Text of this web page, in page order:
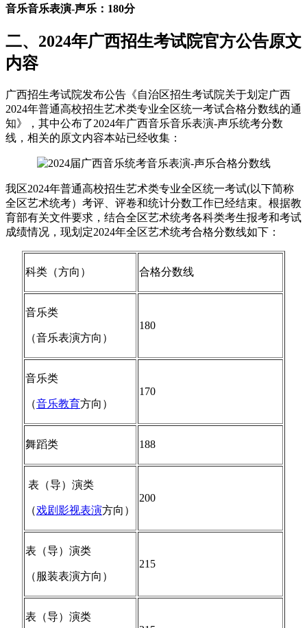
音乐音乐表演-声乐：180分
二、2024年广西招生考试院官方公告原文
内容
广西招生考试院发布公告《自治区招生考试院关于划定广西
2024年普通高校招生艺术类专业全区统一考试合格分数线的通
知》，其中公布了2024年广西音乐音乐表演-声乐统考分数
线，相关的原文内容本站已经收集：
我区2024年普通高校招生艺术类专业全区统一考试(以下简称
全区艺术统考）考评、评卷和统计分数工作已经结束。根据教
育部有关文件要求，结合全区艺术统考各科类考生报考和考试
成绩情况，现划定2024年全区艺术统考合格分数线如下：
科类（方向） 合格分数线
音乐类
（音乐表演方向）
180
音乐类
（音乐教育方向）
170
舞蹈类 188
表（导）演类
（戏剧影视表演方向）
200
表（导）演类
（服装表演方向）
215
表（导）演类